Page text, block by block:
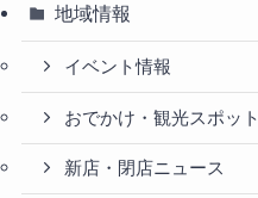
地域情報
イベント情報
おでかけ・観光スポット
新店・閉店ニュース